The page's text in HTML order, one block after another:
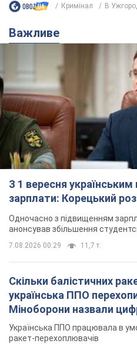
Кримінал В
Важливе
З 1 вересня
зарплати: Корецький
Одночасно з підвищенням
анонсував збільшення
7.08.2026 00:29 11,7 т.
Скільки балістичних
українська ППО
Міноборони назвали
Українська ППО працювала в
ракет-перехоплювачів